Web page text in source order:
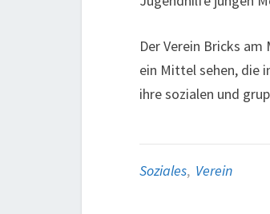
Der Verein Bricks
ein Mittel sehen, die
ihre sozialen und
Soziales, Verein